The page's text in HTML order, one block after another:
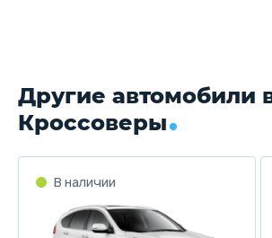
Другие автомобили
Кроссоверы